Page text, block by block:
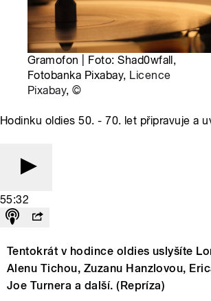
Gramofon | Foto: Shad0wfall,
Fotobanka Pixabay, Licence
Pixabay,©
Hodinku oldies 50. - 70. let připravuje a
55:32
Tentokrát v hodince oldies uslyšíte
Alenu Tichou, Zuzanu Hanzlovou,
Joe Turnera a další. (Repríza)